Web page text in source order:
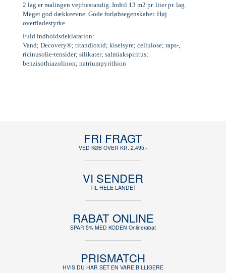
2 lag er malingen vejrbestandig. Indtil 13 m2 pr. liter pr. lag.
Meget god dækkeevne. Gode forløbsegenskaber. Høj
overfladestyrke.
Fuld indholdsdeklaration:
Vand; Decovery®; titandioxid; kiselsyre; cellulose; raps-,
ricinusolie-tensider; silikater; salmiakspiritus;
benzisothiazolinon; natriumpyrithion
FRI FRAGT
VED KØB OVER KR. 2.495,-
VI SENDER
TIL HELE LANDET
RABAT ONLINE
SPAR 5% MED KODEN Onlinerabat
PRISMATCH
HVIS DU HAR SET EN VARE BILLIGERE